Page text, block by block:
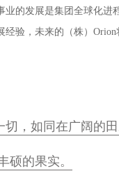
业的发展是集团全球化
经验，未来的（株）
切，如同在广阔的
硕的果实。